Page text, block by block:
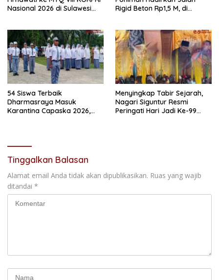
Nasional 2026 di Sulawesi
Rigid Beton Rp1,5 M, di
Kasih
54 Siswa Terbaik
Dharmasraya Masuk
Karantina Capaska 2026,
Menyingkap Tabir Sejarah,
Nagari Siguntur Resmi
Peringati Hari Jadi Ke-99
Tinggalkan Balasan
Alamat email Anda tidak akan dipublikasikan. Ruas yang wajib
ditandai *